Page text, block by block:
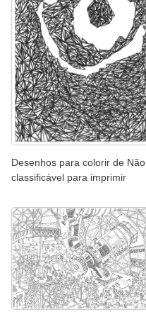
Desenhos para colorir de Não
classificável para imprimir